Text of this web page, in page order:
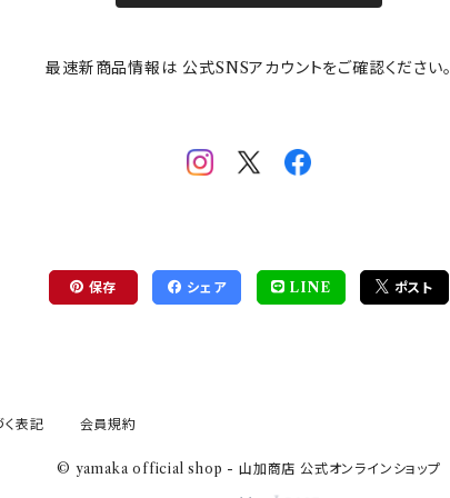
最速新商品情報は 公式SNSアカウントをご確認ください。
保存 シェア LINE ポスト
表記 会員規約
© yamaka official shop - 山加商店 公式オンラインショップ